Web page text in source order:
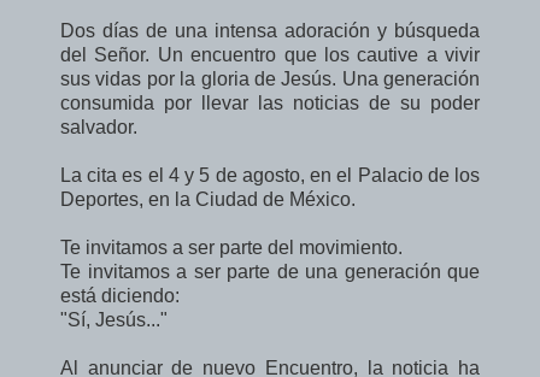
Dos días de una intensa adoración y búsqueda
del Señor. Un encuentro que los cautive a vivir
sus vidas por la gloria de Jesús. Una generación
consumida por llevar las noticias de su poder
salvador.
La cita es el 4 y 5 de agosto, en el Palacio de los
Deportes, en la Ciudad de México.
Te invitamos a ser parte del movimiento.
Te invitamos a ser parte de una generación que
está diciendo:
"Sí, Jesús..."
Al anunciar de nuevo Encuentro, la noticia ha